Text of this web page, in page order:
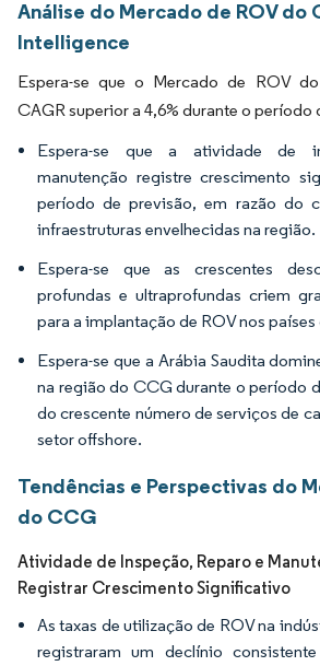
Análise do Mercado de ROV do
Intelligence
Espera-se que o Mercado de ROV
CAGR superior a 4,6% durante o período
Espera-se que a atividade de
manutenção registre crescimento
período de previsão, em razão do
infraestruturas envelhecidas na região.
Espera-se que as crescentes
profundas e ultraprofundas criem
para a implantação de ROV nos
Espera-se que a Arábia Saudita
na região do CCG durante o período
do crescente número de serviços de
setor offshore.
Tendências e Perspectivas do
do CCG
Atividade de Inspeção, Reparo e
Registrar Crescimento Significativo
As taxas de utilização de ROV na
registraram um declínio consistente